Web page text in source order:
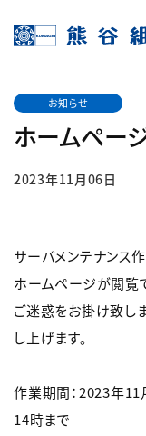
お知らせ
ホームペー
2023年11月06日
サーバメンテナンス
ホームページが閲覧
ご迷惑をお掛け致し
し上げます。
作業期間：2023年11
14時まで